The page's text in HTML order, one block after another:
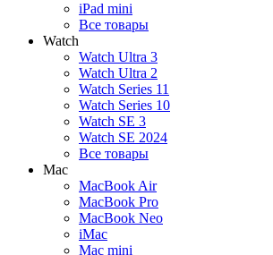
iPad mini
Все товары
Watch
Watch Ultra 3
Watch Ultra 2
Watch Series 11
Watch Series 10
Watch SE 3
Watch SE 2024
Все товары
Mac
MacBook Air
MacBook Pro
MacBook Neo
iMac
Mac mini